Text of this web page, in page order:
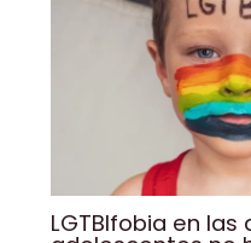
LGTBIfobia en las